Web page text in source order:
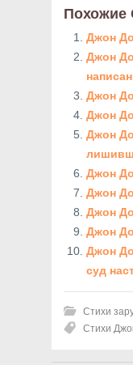
Похожие
Джон
Джон
Джон
Джон
Джон
Джон
Джон
Джон
Джон
Джон
суд
Стихи
Стихи